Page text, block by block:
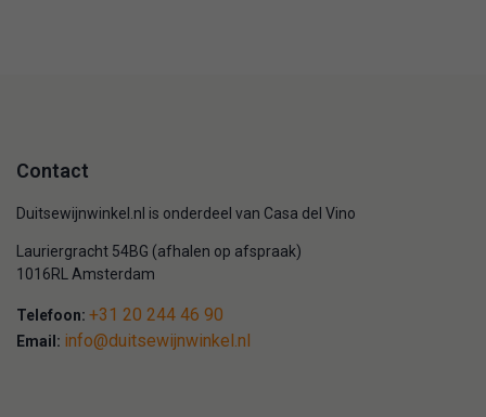
Contact
Duitsewijnwinkel.nl is onderdeel van Casa del Vino
Lauriergracht 54BG (afhalen op afspraak)
1016RL Amsterdam
Telefoon: +31 20 244 46 90
Email: info@duitsewijnwinkel.nl